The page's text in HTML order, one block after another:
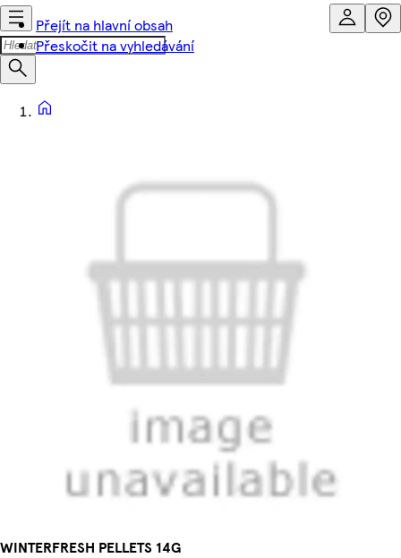
Přejít na hlavní obsah
Přeskočit na vyhledávání
WINTERFRESH PELLETS 14G